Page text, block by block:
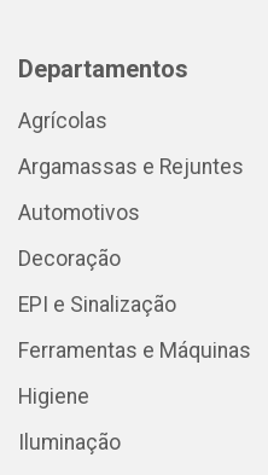
Departamentos
Agrícolas
Argamassas e Rejuntes
Automotivos
Decoração
EPI e Sinalização
Ferramentas e Máquinas
Higiene
Iluminação